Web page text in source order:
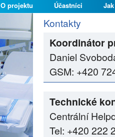
O projektu Účastníci
Kontakty
Koordinátor
Daniel
GSM: +420
Technické
Centrální
Tel: +420 222